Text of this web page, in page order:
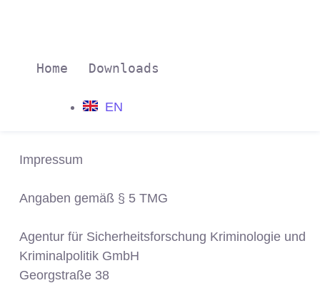
Home Downloads
EN
Impressum
Angaben gemäß § 5 TMG
Agentur für Sicherheitsforschung Kriminologie und
Kriminalpolitik GmbH
Georgstraße 38